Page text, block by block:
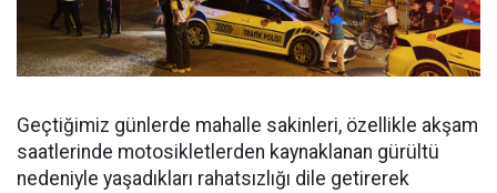
Geçtiğimiz günlerde mahalle sakinleri, özellikle akşam
saatlerinde motosikletlerden kaynaklanan gürültü
nedeniyle yaşadıkları rahatsızlığı dile getirerek